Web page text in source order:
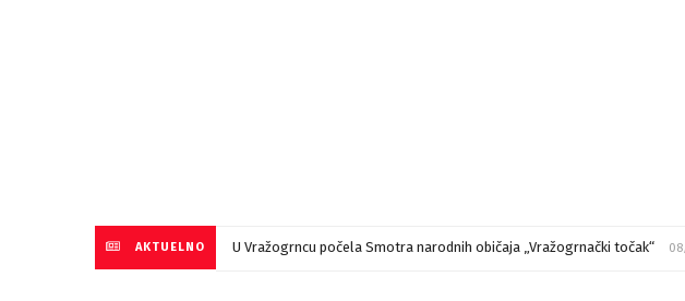
AKTUELNO U Vražogrncu počela Smotra narodnih običaja „Vražogrnački točak“